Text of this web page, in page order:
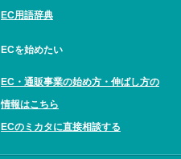
EC用語辞典
ECを始めたい
EC・通販事業の始め方・伸ばし方の
情報はこちら
ECのミカタに直接相談する